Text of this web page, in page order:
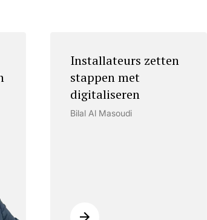
Installateurs zetten
stappen met
digitaliseren
Bilal Al Masoudi